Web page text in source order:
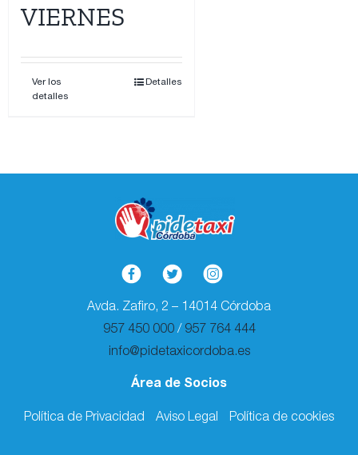
VIERNES
Ver los
detalles
Detalles
Avda. Zafiro, 2 – 14014 Córdoba
957 450 000/ 957 764 444
info@pidetaxicordoba.es
Área de Socios
Política de Privacidad Aviso Legal Política de cookies